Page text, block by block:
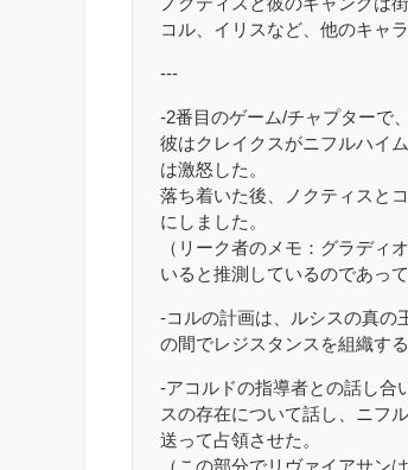
コル、イリスなど、他のキャ
---
-2番目のゲーム/チャプターで
彼はクレイクスがニフルハイ
は激怒した。
落ち着いた後、ノクティスと
にしました。
（リーク者のメモ：グラディ
いると推測しているのであっ
-コルの計画は、ルシスの真の
の間でレジスタンスを組織す
-アコルドの指導者との話し合
スの存在について話し、ニフ
送って占領させた。
（この部分でリヴァイアサン